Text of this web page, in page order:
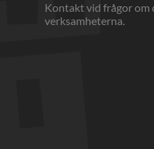
öppnas i nytt fönster.
Kontakt vid frågor om
verksamheterna.